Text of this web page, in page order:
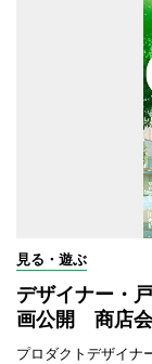
見る・遊ぶ
デザイナー・
画公開 商店会
プロダクトデザイナ